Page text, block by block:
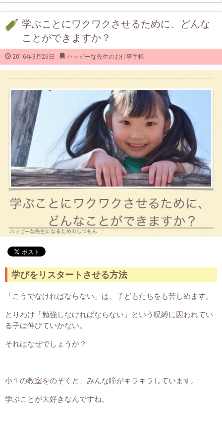
学ぶことにワクワクさせるために、どんな
ことができますか？
2016年3月26日 ハッピーな先生のお仕事手帳
学びをリスタートさせる方法
「こうでなければならない」は、子どもたちをも苦しめます。
とりわけ「勉強しなければならない」という呪縛に囚われてい
る子は伸びていかない。
それはなぜでしょうか？
小１の教室をのぞくと、みんな瞳がキラキラしています。
学ぶことが大好きなんですね。